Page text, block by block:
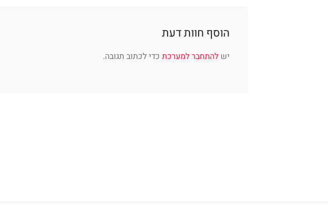
הוסף חוות דעת
יש להתחבר למערכת כדי לכתוב תגובה.